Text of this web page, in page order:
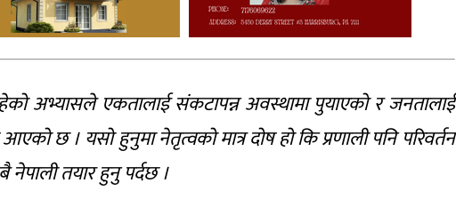
अभ्यासले एकतालाई संकटापन्न अवस्थामा पुयाएको र जनतालाई
छ । यसो हुनुमा नेतृत्वको मात्र दोष हो कि प्रणाली पनि परिवर्तन
नेपाली तयार हुनु पर्दछ ।